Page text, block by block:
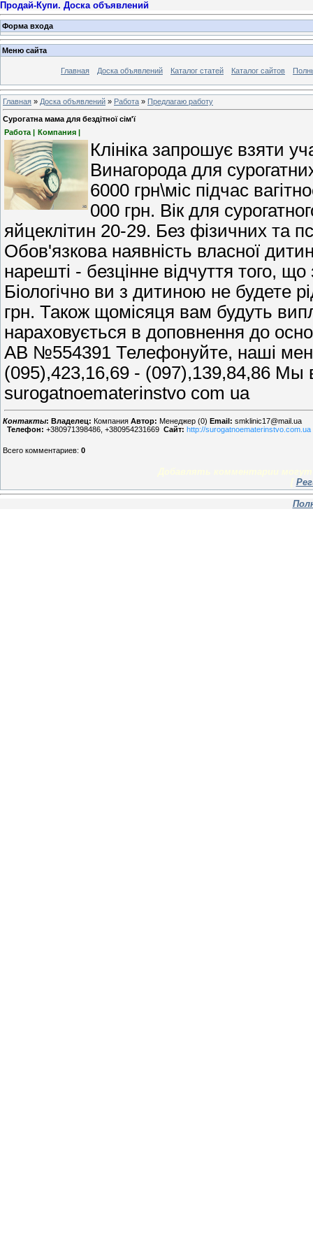
Продай-Купи. Доска объявлений
Форма входа
Меню сайта
Главная Доска объявлений Каталог статей Каталог сайтов
Главная » Доска объявлений » Работа » Предлагаю работу
Сурогатна мама для бездітної сім'ї
Работа | Компания |
Клініка запрошує взяти
Винагорода для
6000 грн\міс підчас
000 грн. Вік для
яйцеклітин 20-29. Без фізичних та
Обов'язкова наявність власної
нарешті - безцінне відчуття того,
Біологічно ви з дитиною не будете
грн. Також щомісяця вам будуть
нараховується в доповнення до
АВ №554391 Телефонуйте, наші
(095),423,16,69 - (097),139,84,86 Мы
surogatnoematerinstvo com ua
Контакты: Владелец: Компания Автор: Менеджер (0) Email: smklinic17@mail.ua
Телефон: +380971398486, +380954231669 Сайт: http://surogatnoematerinstvo.com.ua
Всего комментариев: 0